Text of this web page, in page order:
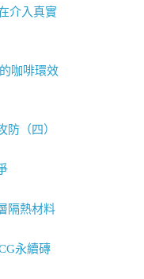
介入真實
咖啡環效
防（四）
隔熱材料
永續磚